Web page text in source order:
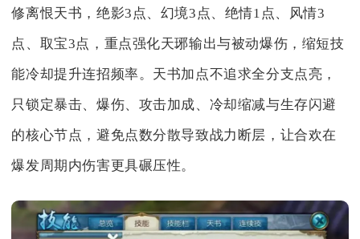
修离恨天书，绝影3点、幻境3点、绝情1点、风情3
点、取宝3点，重点强化天琊输出与被动爆伤，缩短技
能冷却提升连招频率。天书加点不追求全分支点亮，
只锁定暴击、爆伤、攻击加成、冷却缩减与生存闪避
的核心节点，避免点数分散导致战力断层，让合欢在
爆发周期内伤害更具碾压性。